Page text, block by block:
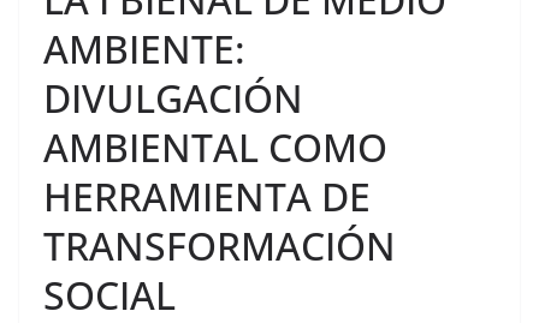
AMBIENTE:
DIVULGACIÓN
AMBIENTAL COMO
HERRAMIENTA DE
TRANSFORMACIÓN
SOCIAL